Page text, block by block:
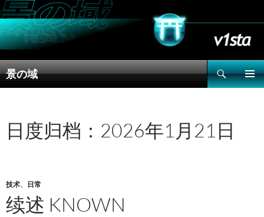
景の域
搜
索
文
日度归档：2026年1月21日
技术、 日常
续述 KNOWN